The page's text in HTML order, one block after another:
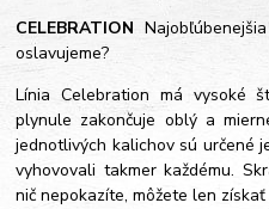
CELEBRATION
oslavujeme?
Línia Celebration má vysoké
plynule zakončuje oblý a
jednotlivých kalichov sú určené
vyhovovali takmer každému.
nič nepokazíte, môžete len